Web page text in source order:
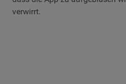
verwirrt.